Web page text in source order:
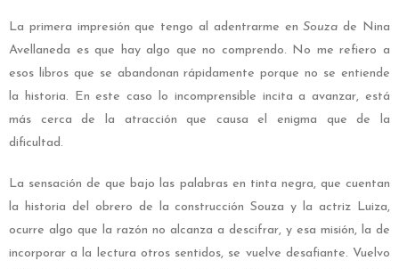
La primera impresión que tengo al adentrarme enSouza de Nina
Avellaneda es que hay algo que no comprendo. No me refiero a
esos libros que se abandonan rápidamente porque no se entiende
la historia. En este caso lo incomprensible incita a avanzar, está
más cerca de la atracción que causa el enigma que de la
dificultad.
La sensación de que bajo las palabras en tinta negra, que cuentan
la historia del obrero de la construcción Souza y la actriz Luiza,
ocurre algo que la razón no alcanza a descifrar, y esa misión, la de
incorporar a la lectura otros sentidos, se vuelve desafiante. Vuelvo